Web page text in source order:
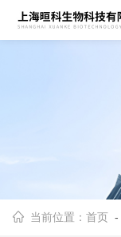
当前位置：首页 -